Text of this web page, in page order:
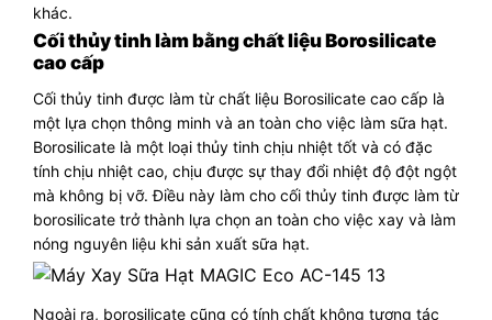
khác.
Cối thủy tinh làm bằng chất liệu Borosilicate
cao cấp
Cối thủy tinh được làm từ chất liệu Borosilicate cao cấp là
một lựa chọn thông minh và an toàn cho việc làm sữa hạt.
Borosilicate là một loại thủy tinh chịu nhiệt tốt và có đặc
tính chịu nhiệt cao, chịu được sự thay đổi nhiệt độ đột ngột
mà không bị vỡ. Điều này làm cho cối thủy tinh được làm từ
borosilicate trở thành lựa chọn an toàn cho việc xay và làm
nóng nguyên liệu khi sản xuất sữa hạt.
Ngoài ra, borosilicate cũng có tính chất không tương tác